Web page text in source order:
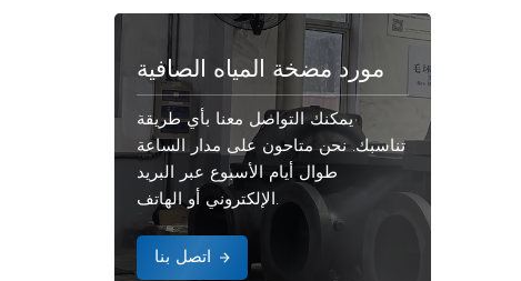
مورد مضخة المياه الصافية
يمكنك التواصل معنا بأي طريقة
تناسبك. نحن متاحون على مدار الساعة
طوال أيام الأسبوع عبر البريد
الإلكتروني أو الهاتف.
اتصل بنا